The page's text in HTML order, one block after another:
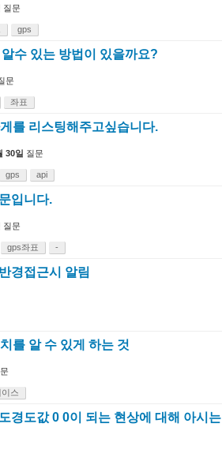
질문
gps
수 있는 방법이 있을까요?
문
좌표
를 리스팅해주고싶습니다.
30일 질문
gps api
입니다.
질문
gps좌표 -
경접근시 알림
를 알 수 있게 하는 것
스
경도값 0 0이 되는 현상에 대해 아시는